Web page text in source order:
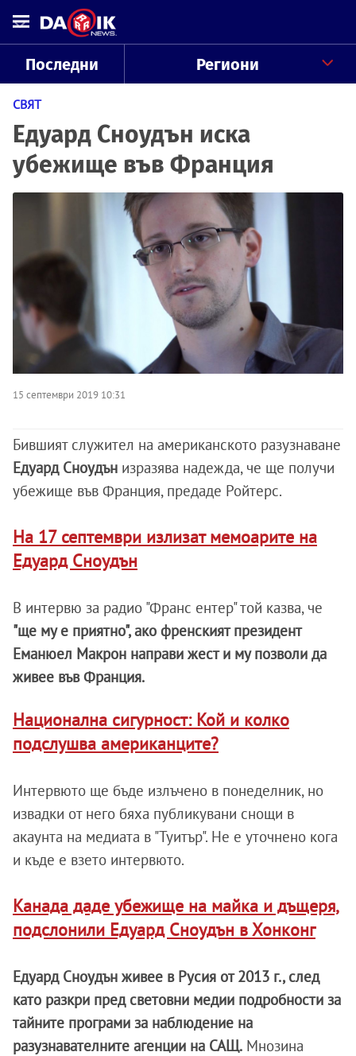
Последни Региони
СВЯТ
Едуард Сноудън иска
убежище във Франция
15 септември 2019 10:31
Бившият служител на американското разузнаване
Едуард Сноудън изразява надежда, че ще получи
убежище във Франция, предаде Ройтерс.
На 17 септември излизат мемоарите на
Едуард Сноудън
В интервю за радио "Франс ентер" той казва, че
"ще му е приятно", ако френският президент
Еманюел Макрон направи жест и му позволи да
живее във Франция.
Национална сигурност: Кой и колко
подслушва американците?
Интервюто ще бъде излъчено в понеделник, но
извадки от него бяха публикувани снощи в
акаунта на медиата в "Туитър". Не е уточнено кога
и къде е взето интервюто.
Канада даде убежище на майка и дъщеря,
подслонили Едуард Сноудън в Хонконг
Едуард Сноудън живее в Русия от 2013 г., след
като разкри пред световни медии подробности за
тайните програми за наблюдение на
разузнавателните агенции на САЩ. Мнозина